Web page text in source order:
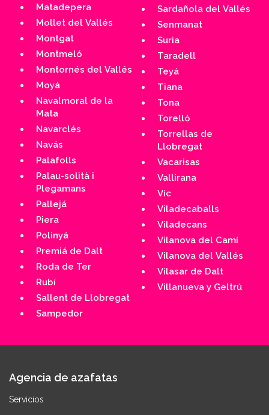
Matadepera
Mollet del Vallés
Montgat
Montmeló
Montornés del Vallés
Moyá
Navalmoral de la
Mata
Navarclés
Navás
Palafolls
Palau-solità i
Plegamans
Pallejá
Piera
Polinyá
Premiá de Dalt
Roda de Ter
Rubí
Sallent de Llobregat
Sampedor
Sardañola del Vallés
Senmanat
Suria
Taradell
Teyá
Tiana
Tona
Torelló
Torrellas de
Llobregat
Vacarisas
Vallirana
Vic
Viladecaballs
Viladecans
Vilanova del Camí
Vilanova del Vallés
Vilasar de Dalt
Villanueva y Geltrú
Agencia de azafatas
Servicios